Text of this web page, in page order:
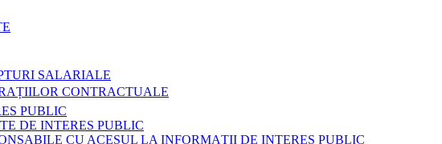
SALARIALE
CONTRACTUALE
PUBLIC
DE INTERES PUBLIC
CU ACESUL LA INFORMAŢII DE INTERES PUBLIC